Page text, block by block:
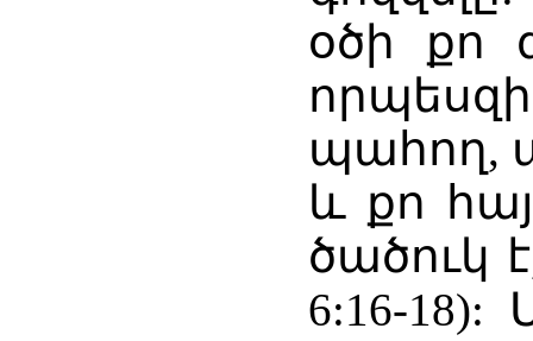
օծի քո
պահող,
և քո
ծածուկ
6:16-